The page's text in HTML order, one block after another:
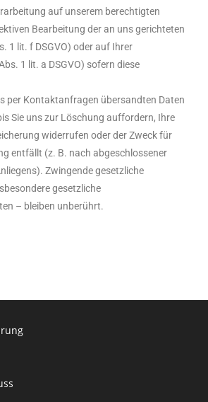
auf unserem berechtigten
Bearbeitung der an uns gerichteten
1 lit. f DSGVO) oder auf Ihrer
1 lit. a DSGVO) sofern diese
per Kontaktanfragen übersandten Daten
Sie uns zur Löschung auffordern, Ihre
widerrufen oder der Zweck für
entfällt (z. B. nach abgeschlossener
Zwingende gesetzliche
gesetzliche
– bleiben unberührt.